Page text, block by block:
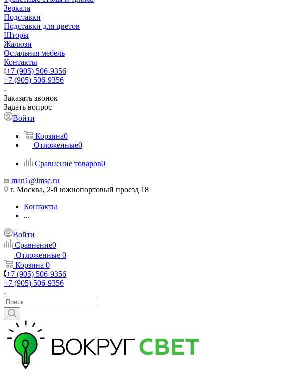
Зеркала
Подставки
Подставки для цветов
Шторы
Жалюзи
Остальная мебель
Контакты
+7 (905) 506-9356
+7 (905) 506-9356
Заказать звонок
Задать вопрос
Войти
Корзина0
Отложенные0
Сравнение товаров0
man1@lmsc.ru
г. Москва, 2-й южнопортовый проезд 18
Контакты
...
Войти
Сравнение0
Отложенные 0
Корзина 0
+7 (905) 506-9356
+7 (905) 506-9356